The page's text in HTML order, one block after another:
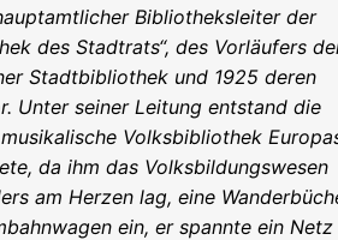
Bibliotheksleiter der
des Stadtrats“, des Vorläufers
Stadtbibliothek und 1925 deren
Unter seiner Leitung entstand die
Volksbibliothek
da ihm das Volksbildungswesen
am Herzen lag, eine
ein, er spannte ein